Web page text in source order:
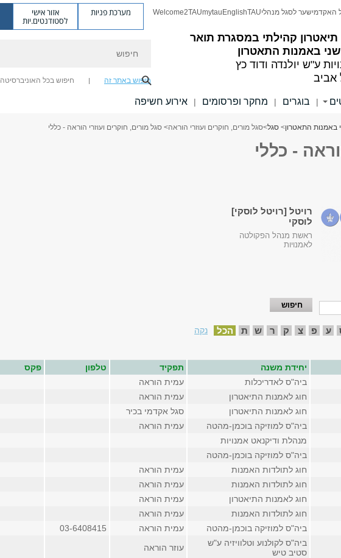
תיאטרון קהילתי במסגרת תואר
באמנות התאטרון
ע"ש יולנדה ודוד כץ
אביב
האקדמישער לסגל מנהליTAU
English
mytau
Welcome2TAU מערכת פניות אזור אישי
לסטודנטים.יות
חיפוש באתר זה חיפוש בכל האוניברסיטה
| בוגרים | מחקר ופרסומים | אירוע חשיפה
באמנות התאטרון> סגל>סגל מורים, חוקרים ועוזרי הוראה> סגל מורים, חוקרים ועוזרי הוראה - כללי
- כללי
רויטל [רויטל לוסקי]
לוסקי
ראשת מנהל הפקולטה
לאמנויות
ע פ צ ק ר ש ת הכל
נקה
יחידת משנה תפקיד טלפון פקס
ביה"ס לאדריכלות
עמית הוראה
חוג לאמנות התיאטרון
עמית הוראה
חוג לאמנות התיאטרון
סגל אקדמי בכיר
ביה"ס למוזיקה בוכמן-מהטה
עמית הוראה
מנהלת ודיקנאט אמנויות
ביה"ס למוזיקה בוכמן-מהטה
חוג לתולדות האמנות
עמית הוראה
חוג לתולדות האמנות
עמית הוראה
חוג לאמנות התיאטרון
עמית הוראה
חוג לתולדות האמנות
עמית הוראה
ביה"ס למוזיקה בוכמן-מהטה עמית הוראה
03-6408415
ביה"ס לקולנוע וטלוויזיה ע"ש
סטיב טיש
עוזר הוראה